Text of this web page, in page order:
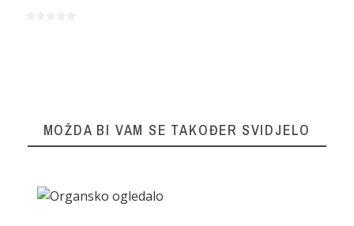
MOŽDA BI VAM SE TAKOĐER SVIDJELO